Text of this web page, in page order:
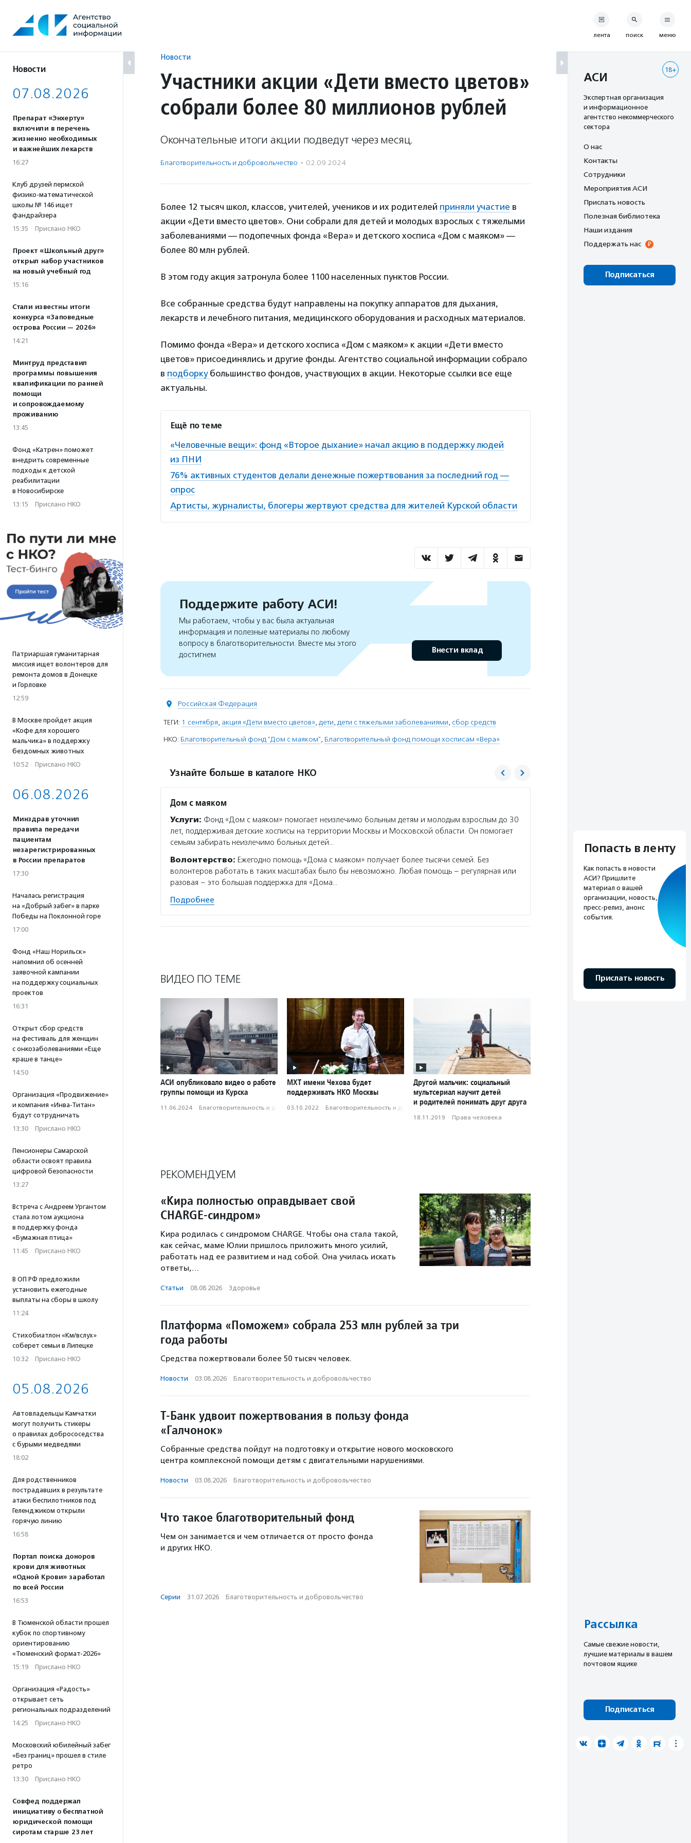
содержанию
Новости
07.08.2026
Препарат «Энхерту»
включили в перечень
жизненно необходимых
и важнейших лекарств
16:27
Клуб друзей пермской
физико-математической
школы № 146 ищет
фандрайзера
15:35 · Прислано НКО
Проект «Школьный друг»
открыл набор участников
на новый учебный год
15:16
Стали известны итоги
конкурса «Заповедные
острова России — 2026»
14:21
Минтруд представил
программы повышения
квалификации по ранней
помощи
и сопровождаемому
проживанию
13:45
Фонд «Катрен» поможет
внедрить современные
подходы к детской
реабилитации
в Новосибирске
13:15 · Прислано НКО
Патриаршая гуманитарная
миссия ищет волонтеров для
ремонта домов в Донецке
и Горловке
12:59
В Москве пройдет акция
«Кофе для хорошего
мальчика» в поддержку
бездомных животных
10:52 · Прислано НКО
06.08.2026
Минздрав уточнил
правила передачи
пациентам
незарегистрированных
в России препаратов
17:30
Началась регистрация
на «Добрый забег» в парке
Победы на Поклонной горе
17:00
Фонд «Наш Норильск»
напомнил об осенней
заявочной кампании
на поддержку социальных
проектов
16:31
Открыт сбор средств
на фестиваль для женщин
с онкозаболеваниями «Еще
краше в танце»
14:50
Организация «Продвижение»
и компания «Инва-Титан»
будут сотрудничать
13:30 · Прислано НКО
Пенсионеры Самарской
области освоят правила
цифровой безопасности
13:27
Встреча с Андреем Ургантом
стала лотом аукциона
в поддержку фонда
«Бумажная птица»
11:45 · Прислано НКО
В ОП РФ предложили
установить ежегодные
выплаты на сборы в школу
11:24
Стихобиатлон «Км/вслух»
соберет семьи в Липецке
10:32 · Прислано НКО
05.08.2026
Автовладельцы Камчатки
могут получить стикеры
о правилах добрососедства
с бурыми медведями
18:02
Для родственников
пострадавших в результате
атаки беспилотников под
Геленджиком открыли
горячую линию
16:58
Портал поиска доноров
крови для животных
«Одной Крови» заработал
по всей России
16:53
В Тюменской области прошел
кубок по спортивному
ориентированию
«Тюменский формат-2026»
15:19 · Прислано НКО
Организация «Радость»
открывает сеть
региональных подразделений
14:25 · Прислано НКО
Московский юбилейный забег
«Без границ» прошел в стиле
ретро
13:30 · Прислано НКО
Совфед поддержал
инициативу о бесплатной
юридической помощи
сиротам старше 23 лет
Новости
Участники акции «Дети вместо цветов»
собрали более 80 миллионов рублей
Окончательные итоги акции подведут через месяц.
Благотвори­тель­ность и доброволь­чест­во · 02.09.2024
Более 12 тысяч школ, классов, учителей, учеников и их родителей приняли участие в
акции «Дети вместо цветов». Они собрали для детей и молодых взрослых с тяжелыми
заболеваниями — подопечных фонда «Вера» и детского хосписа «Дом с маяком» —
более 80 млн рублей.
В этом году акция затронула более 1100 населенных пунктов России.
Все собранные средства будут направлены на покупку аппаратов для дыхания,
лекарств и лечебного питания, медицинского оборудования и расходных материалов.
Помимо фонда «Вера» и детского хосписа «Дом с маяком» к акции «Дети вместо
цветов» присоединялись и другие фонды. Агентство социальной информации собрало
в подборку большинство фондов, участвующих в акции. Некоторые ссылки все еще
актуальны.
Ещё по теме
«Человечные вещи»: фонд «Второе дыхание» начал акцию в поддержку людей
из ПНИ
76% активных студентов делали денежные пожертвования за последний год —
опрос
Артисты, журналисты, блогеры жертвуют средства для жителей Курской области
Поддержите работу АСИ!
Мы работаем, чтобы у вас была актуальная
информация и полезные материалы по любому
вопросу в благотворительности. Вместе мы этого
достигнем
Внести вклад
Российская Федерация
ТЕГИ: 1 сентября, акция «Дети вместо цветов», дети, дети с тяжелыми заболеваниями, сбор средств
НКО: Благотворительный фонд "Дом с маяком", Благотворительный фонд помощи хосписам «Вера»
Узнайте больше в каталоге НКО
Дом с маяком
Услуги: Фонд «Дом с маяком» помогает неизлечимо больным детям и молодым взрослым до 30
лет, поддерживая детские хосписы на территории Москвы и Московской области. Он помогает
семьям забирать неизлечимо больных детей…
Волонтерство: Ежегодно помощь «Дома с маяком» получает более тысячи семей. Без
волонтеров работать в таких масштабах было бы невозможно. Любая помощь – регулярная или
разовая – это большая поддержка для «Дома…
Подробнее
оказывает адресную помощь людям, у которых
болезнью, взрослым и детям — в Москве и
ВИДЕО ПО ТЕМЕ
АСИ опубликовало видео о работе
группы помощи из Курска
11.06.2024 · Благотвори­тель­ность и доброволь­чест­во
МХТ имени Чехова будет
поддерживать НКО Москвы
03.10.2022 · Благотвори­тель­ность и доброволь­чест­во
Другой мальчик: социальный
мультсериал научит детей
и родителей понимать друг друга
18.11.2019 · Права человека
РЕКОМЕНДУЕМ
«Кира полностью оправдывает свой
CHARGE-синдром»
Кира родилась с синдромом CHARGE. Чтобы она стала такой,
как сейчас, маме Юлии пришлось приложить много усилий,
работать над ее развитием и над собой. Она училась искать
ответы,…
Статьи · 08.08.2026 · Здоровье
Платформа «Поможем» собрала 253 млн рублей за три
года работы
Средства пожертвовали более 50 тысяч человек.
Новости · 03.08.2026 · Благотвори­тель­ность и доброволь­чест­во
Т-Банк удвоит пожертвования в пользу фонда
«Галчонок»
Собранные средства пойдут на подготовку и открытие нового московского
центра комплексной помощи детям с двигательными нарушениями.
Новости · 03.08.2026 · Благотвори­тель­ность и доброволь­чест­во
Что такое благотворительный фонд
Чем он занимается и чем отличается от просто фонда
и других НКО.
Серии · 31.07.2026 · Благотвори­тель­ность и доброволь­чест­во
лента поиск меню
18+
АСИ
Экспертная организация
и информационное
агентство некоммерческого
сектора
О нас
Контакты
Сотрудники
Мероприятия АСИ
Прислать новость
Полезная библиотека
Наши издания
Поддержать нас
Подписаться
Попасть в ленту
Как попасть в новости
АСИ? Пришлите
материал о вашей
организации, новость,
пресс-релиз, анонс
события.
Прислать новость
Рассылка
Cамые свежие новости,
лучшие материалы в вашем
почтовом ящике
Подписаться